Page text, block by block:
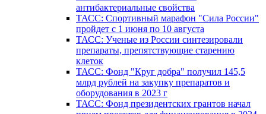
антибактериальные свойства
ТАСС: Спортивный марафон "Сила России"
пройдет с 1 июня по 10 августа
ТАСС: Ученые из России синтезировали
препараты, препятствующие старению
клеток
ТАСС: Фонд "Круг добра" получил 145,5
млрд рублей на закупку препаратов и
оборудования в 2023 г
ТАСС: Фонд президентских грантов начал